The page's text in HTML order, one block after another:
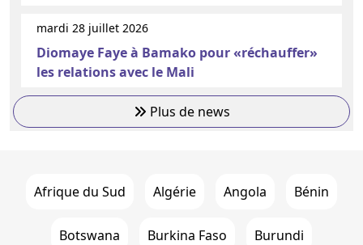
mardi 28 juillet 2026
Diomaye Faye à Bamako pour «réchauffer»
les relations avec le Mali
Plus de news
Afrique du Sud Algérie Angola Bénin
Botswana Burkina Faso Burundi